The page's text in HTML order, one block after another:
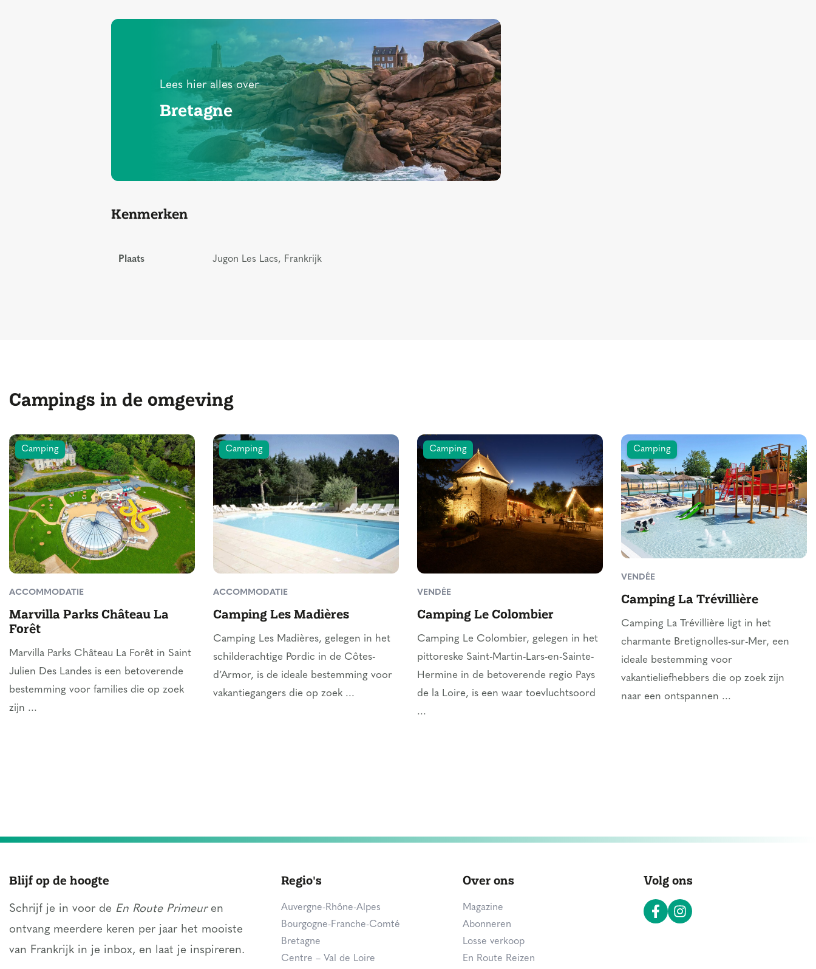
Lees hier alles over
Bretagne
Kenmerken
Plaats Jugon Les Lacs, Frankrijk
Campings in de omgeving
Camping
ACCOMMODATIE
Marvilla Parks Château La
Forêt
Marvilla Parks Château La Forêt in Saint
Julien Des Landes is een betoverende
bestemming voor families die op zoek
zijn ...
Camping
ACCOMMODATIE
Camping Les Madières
Camping Les Madières, gelegen in het
schilderachtige Pordic in de Côtes-
d’Armor, is de ideale bestemming voor
vakantiegangers die op zoek ...
Camping
VENDÉE
Camping Le Colombier
Camping Le Colombier, gelegen in het
pittoreske Saint-Martin-Lars-en-Sainte-
Hermine in de betoverende regio Pays
de la Loire, is een waar toevluchtsoord
...
Camping
VENDÉE
Camping La Trévillière
Camping La Trévillière ligt in het
charmante Bretignolles-sur-Mer, een
ideale bestemming voor
vakantieliefhebbers die op zoek zijn
naar een ontspannen ...
Blijf op de hoogte
Schrijf je in voor de En Route Primeuren
ontvang meerdere keren per jaar het mooiste
van Frankrijk in je inbox, en laat je inspireren.
Regio's
Auvergne-Rhône-Alpes
Bourgogne-Franche-Comté
Bretagne
Centre – Val de Loire
Over ons
Magazine
Abonneren
Losse verkoop
En Route Reizen
Volg ons